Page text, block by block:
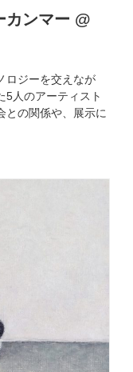
カンマー @
ロジーを交えなが
5人のアーティスト
との関係や、展示に